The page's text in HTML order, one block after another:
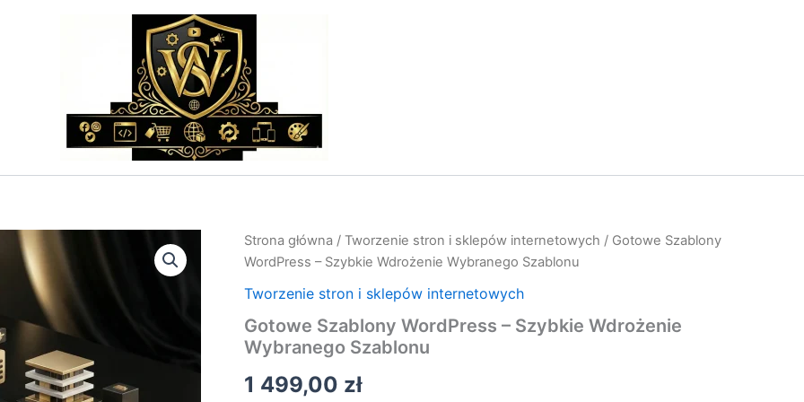
Strona główna / Tworzenie stron i sklepów internetowych / Gotowe Szablony
WordPress – Szybkie Wdrożenie Wybranego Szablonu
Tworzenie stron i sklepów internetowych
Gotowe Szablony WordPress – Szybkie Wdrożenie
Wybranego Szablonu
1 499,00 zł
ilość
Gotowe
WordPress
Szybkie
Wdrożenie
Szablonu